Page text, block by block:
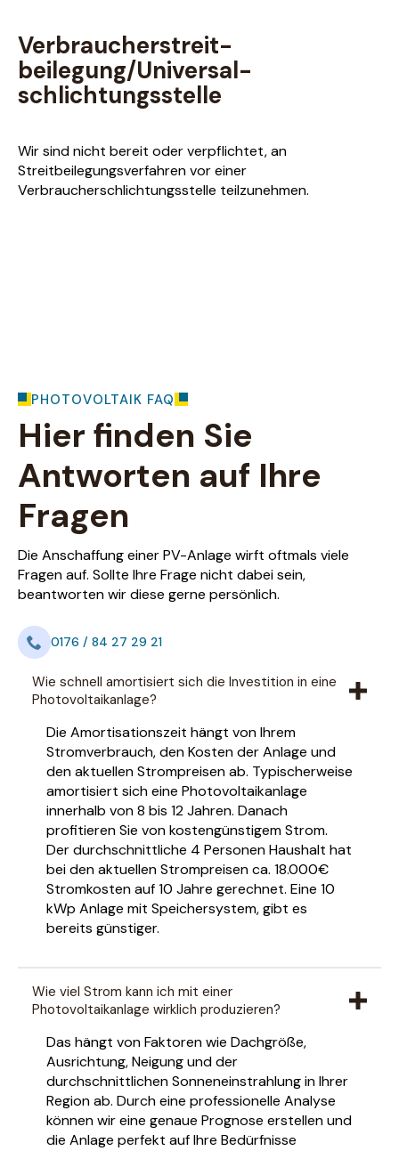
Verbraucher­streit­
beilegung/Universal­
schlichtungs­stelle
Wir sind nicht bereit oder verpflichtet, an
Streitbeilegungsverfahren vor einer
Verbraucherschlichtungsstelle teilzunehmen.
PHOTOVOLTAIK FAQ
Hier finden Sie
Antworten auf Ihre
Fragen
Die Anschaffung einer PV-Anlage wirft oftmals viele
Fragen auf. Sollte Ihre Frage nicht dabei sein,
beantworten wir diese gerne persönlich.
0176 / 84 27 29 21
Wie schnell amortisiert sich die Investition in eine
Photovoltaikanlage?
Die Amortisationszeit hängt von Ihrem
Stromverbrauch, den Kosten der Anlage und
den aktuellen Strompreisen ab. Typischerweise
amortisiert sich eine Photovoltaikanlage
innerhalb von 8 bis 12 Jahren. Danach
profitieren Sie von kostengünstigem Strom.
Der durchschnittliche 4 Personen Haushalt hat
bei den aktuellen Strompreisen ca. 18.000€
Stromkosten auf 10 Jahre gerechnet. Eine 10
kWp Anlage mit Speichersystem, gibt es
bereits günstiger.
Wie viel Strom kann ich mit einer
Photovoltaikanlage wirklich produzieren?
Das hängt von Faktoren wie Dachgröße,
Ausrichtung, Neigung und der
durchschnittlichen Sonneneinstrahlung in Ihrer
Region ab. Durch eine professionelle Analyse
können wir eine genaue Prognose erstellen und
die Anlage perfekt auf Ihre Bedürfnisse